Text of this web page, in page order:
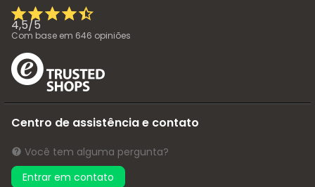
4,5/5
Com base em 646 opiniões
Centro de assistência e contato
Você tem alguma pergunta?
Entrar em contato